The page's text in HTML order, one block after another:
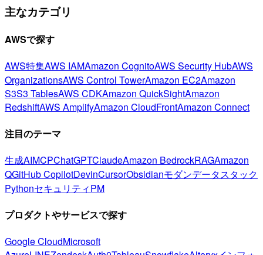
主なカテゴリ
AWSで探す
AWS特集AWS IAMAmazon CognitoAWS Security HubAWS
OrganizationsAWS Control TowerAmazon EC2Amazon
S3S3 TablesAWS CDKAmazon QuickSightAmazon
RedshiftAWS AmplifyAmazon CloudFrontAmazon Connect
注目のテーマ
生成AIMCPChatGPTClaudeAmazon BedrockRAGAmazon
QGitHub CopilotDevinCursorObsidianモダンデータスタック
PythonセキュリティPM
プロダクトやサービスで探す
Google CloudMicrosoft